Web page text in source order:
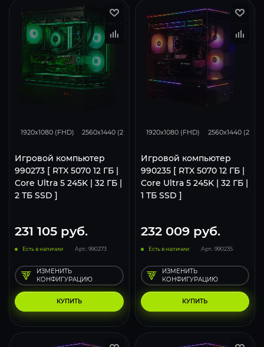
1920x1080 (FHD) 2560x1440 (2K) 3840x2160 (4K)
Игровой компьютер
990273 [ RTX 5070 12 ГБ |
Core Ultra 5 245K | 32 ГБ |
2 ТБ SSD ]
231 105 руб.
Есть в наличии Арт.: 990273
КУПИТЬ
ИЗМЕНИТЬ
КОНФИГУРАЦИЮ
1920x1080 (FHD) 2560x1440 (2K)
Игровой компьютер
990235 [ RTX 5070 12 ГБ |
Core Ultra 5 245K | 32 ГБ |
1 ТБ SSD ]
232 009руб.
Есть в наличии Арт.: 990235
КУПИТЬ
ИЗМЕНИТЬ
КОНФИГУРАЦИЮ